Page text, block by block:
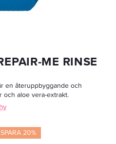
ME RINSE
en återuppbyggande och
och aloe vera-extrakt.
SPARA 20%